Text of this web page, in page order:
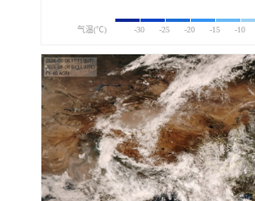
气温(℃) -30 -25 -20 -15 -10